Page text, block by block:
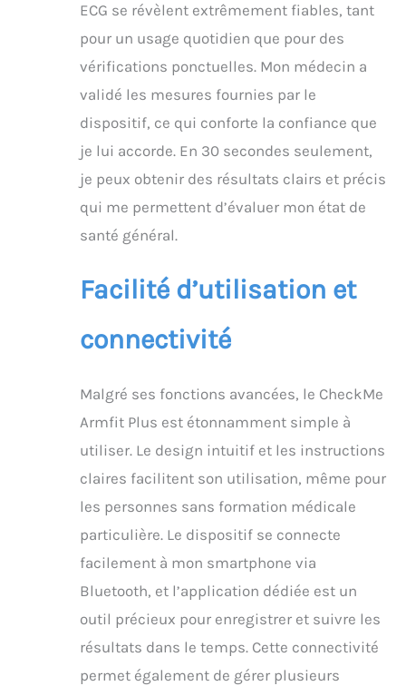
comparées au fil du
temps. Application
gratuite pour Android et
iOS ☀️Design monobloc
sans fil & écran LED: Le
CheckMe tensiomètre
dispose d'un écran LED
pour afficher vos
brassard confortable
pour les adultes
vous pouvez facilement
surveiller votre tension
en voyage ou au travail
☀️Pourquoi combiner la
l'ECG：Les personnes
d'hypertension ont un
risque plus élevé de
problèmes cardiaques.
Ce dispositif médical
surveiller la pression
artérielle, ECG et la
fréquence cardiaque. Et
vous pouvez suivre les
données sur une
période donnée via
l'application pour mieux
comprendre votre santé
ECG se révèlent extrêmement fiables, tant
pour un usage quotidien que pour des
vérifications ponctuelles. Mon médecin a
validé les mesures fournies par le
dispositif, ce qui conforte la confiance que
je lui accorde. En 30 secondes seulement,
je peux obtenir des résultats clairs et précis
qui me permettent d’évaluer mon état de
santé général.
Facilité d’utilisation et
connectivité
Malgré ses fonctions avancées, le CheckMe
Armfit Plus est étonnamment simple à
utiliser. Le design intuitif et les instructions
claires facilitent son utilisation, même pour
les personnes sans formation médicale
particulière. Le dispositif se connecte
facilement à mon smartphone via
Bluetooth, et l’application dédiée est un
outil précieux pour enregistrer et suivre les
résultats dans le temps. Cette connectivité
permet également de gérer plusieurs